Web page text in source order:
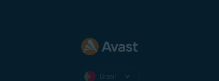
Brasil